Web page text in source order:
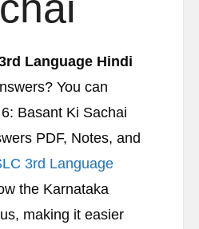
Language Hindi
You can
Basant Ki Sachai
PDF, Notes, and
3rd Language
the Karnataka
making it easier